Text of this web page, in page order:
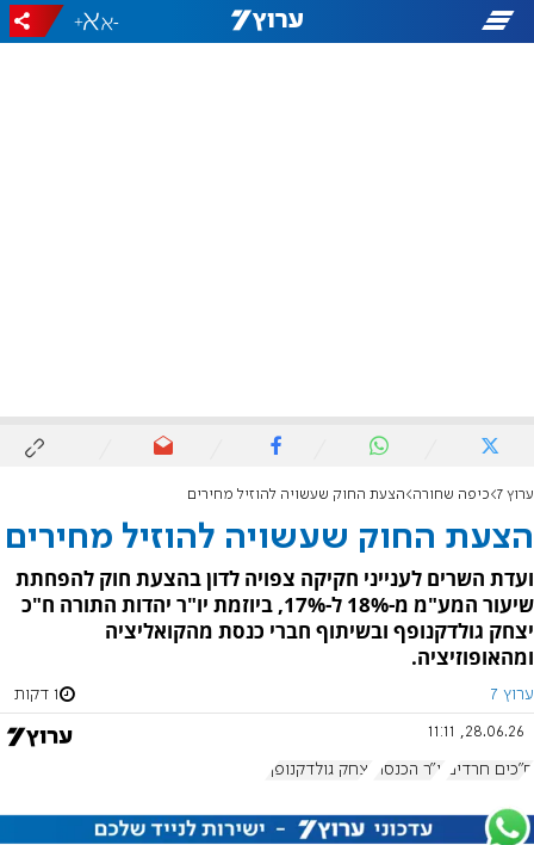
-
+
ערוץ 7 כיפה שחורה הצעת החוק שעשויה להוזיל מחירים
הצעת החוק שעשויה להוזיל מחירים
ועדת השרים לענייני חקיקה צפויה לדון בהצעת חוק להפחתת
שיעור המע"מ מ-18% ל-17%, ביוזמת יו"ר יהדות התורה ח"כ
יצחק גולדקנופף ובשיתוף חברי כנסת מהקואליציה
ומהאופוזיציה.
ערוץ 7 1 דקות
28.06.26, 11:11
ח"כים חרדים יו"ר הכנסת יצחק גולדקנופף